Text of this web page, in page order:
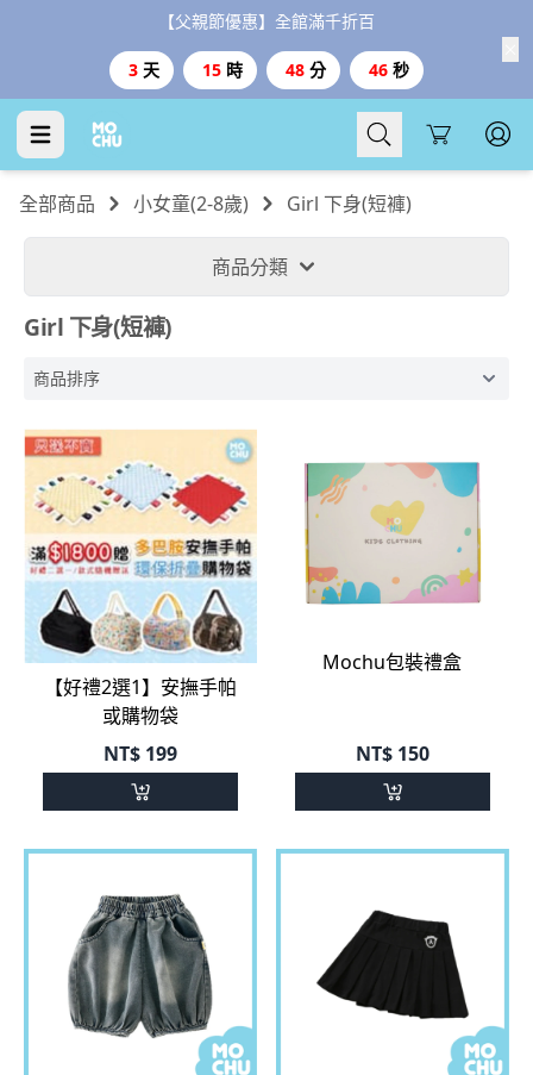
【父親節優惠】全館滿千折百
3 天 15 時 48 分 45 秒
Cart
全部商品 小女童(2-8歲) Girl 下身(短褲)
商品分類
Girl 下身(短褲)
【好禮2選1】安撫手帕
或購物袋
NT$199
Mochu包裝禮盒
NT$150